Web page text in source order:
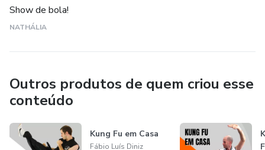
Show de bola!
NATHÁLIA
Outros produtos de quem criou esse
conteúdo
Kung Fu em Casa
Fábio Luís Diniz